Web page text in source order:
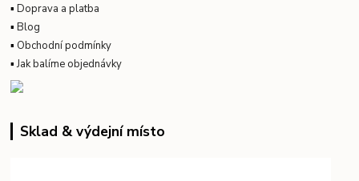
▪Doprava a platba
▪Blog
▪ Obchodní podmínky
▪Jak balíme objednávky
Sklad & výdejní místo